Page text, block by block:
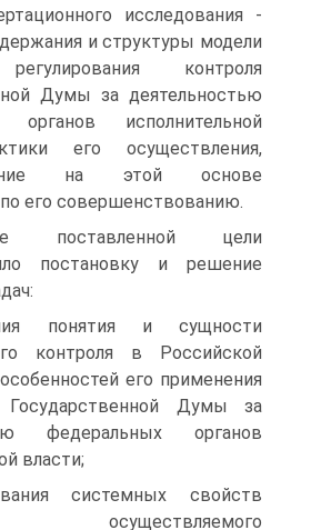
исследования -
и структуры модели
контроля
Думы за деятельностью
органов исполнительной
его осуществления,
на этой основе
его совершенствованию.
поставленной цели
постановку и решение
понятия и сущности
контроля в Российской
его применения
Думы за
федеральных органов
власти;
системных свойств
осуществляемого